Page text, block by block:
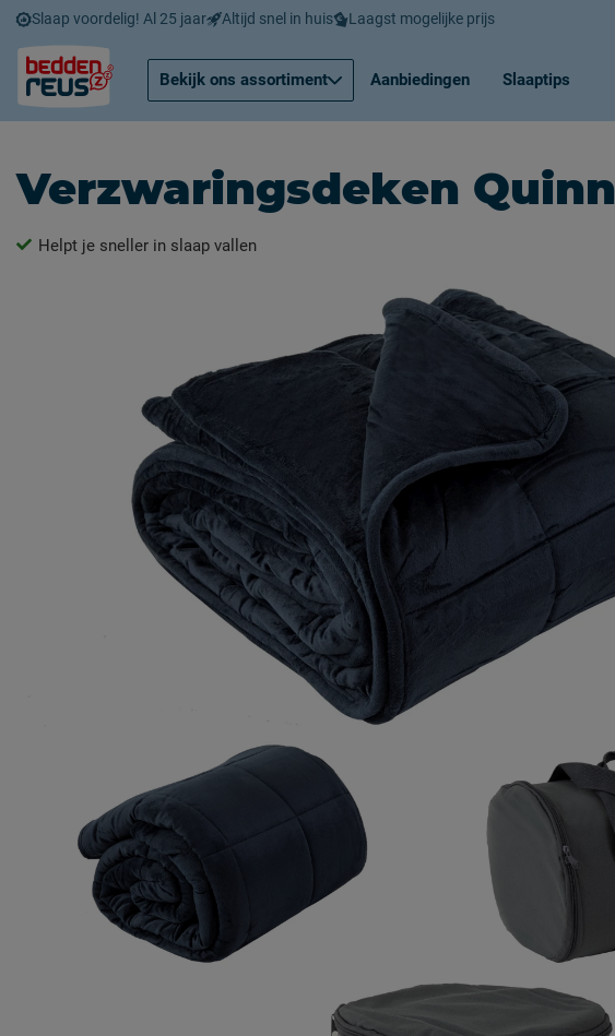
Slaap voordelig! Al 25 jaar Altijd snel in huis Laagst mogelijke prijs
Bekijk ons assortiment Aanbiedingen Slaaptips
Verzwaringsdeken Quinn
Helpt je sneller in slaap vallen